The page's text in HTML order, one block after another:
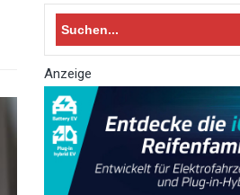
Search
for:
Anzeige